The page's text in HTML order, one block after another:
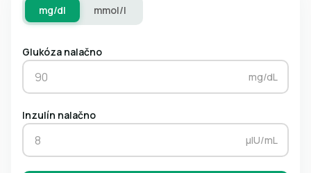
mg/dl mmol/l
Glukóza nalačno
mg/dL
Inzulín nalačno
µIU/mL